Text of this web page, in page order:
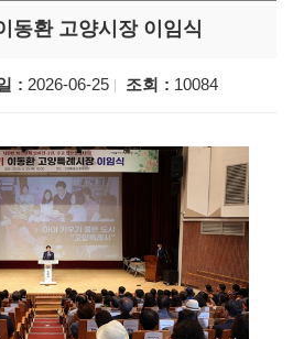
동환 고양시장 이임식
2026-06-25 조회 10084